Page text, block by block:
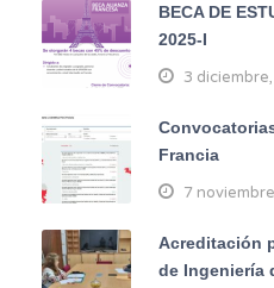
BECA DE
2025-I
3
Francia
7
Acreditación
de Ingeniería